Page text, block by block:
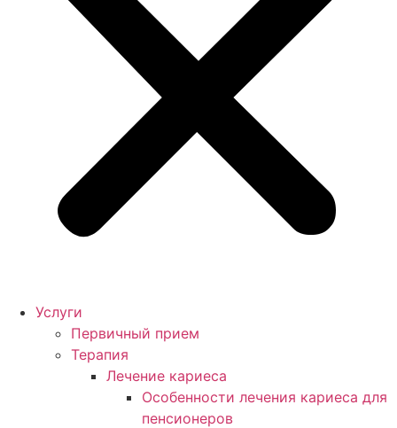
Услуги
Первичный прием
Терапия
Лечение кариеса
Особенности лечения кариеса для
пенсионеров